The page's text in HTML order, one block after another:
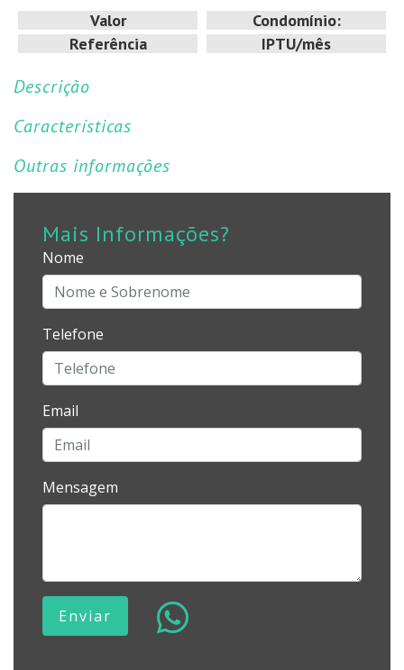
Valor
Referência
Condomínio:
IPTU/mês
Descrição
Características
Outras informações
Mais Informações?
Nome
Telefone
Email
Mensagem
Enviar